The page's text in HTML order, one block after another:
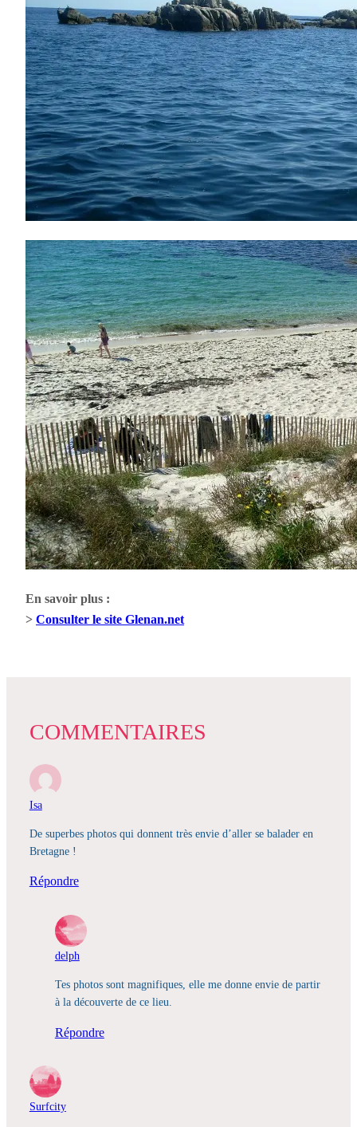
En savoir plus :
> Consulter le site Glenan.net
COMMENTAIRES
Isa
De superbes photos qui donnent très envie d’aller se balader en
Bretagne !
Répondre
delph
Tes photos sont magnifiques, elle me donne envie de partir
à la découverte de ce lieu.
Répondre
Surfcity